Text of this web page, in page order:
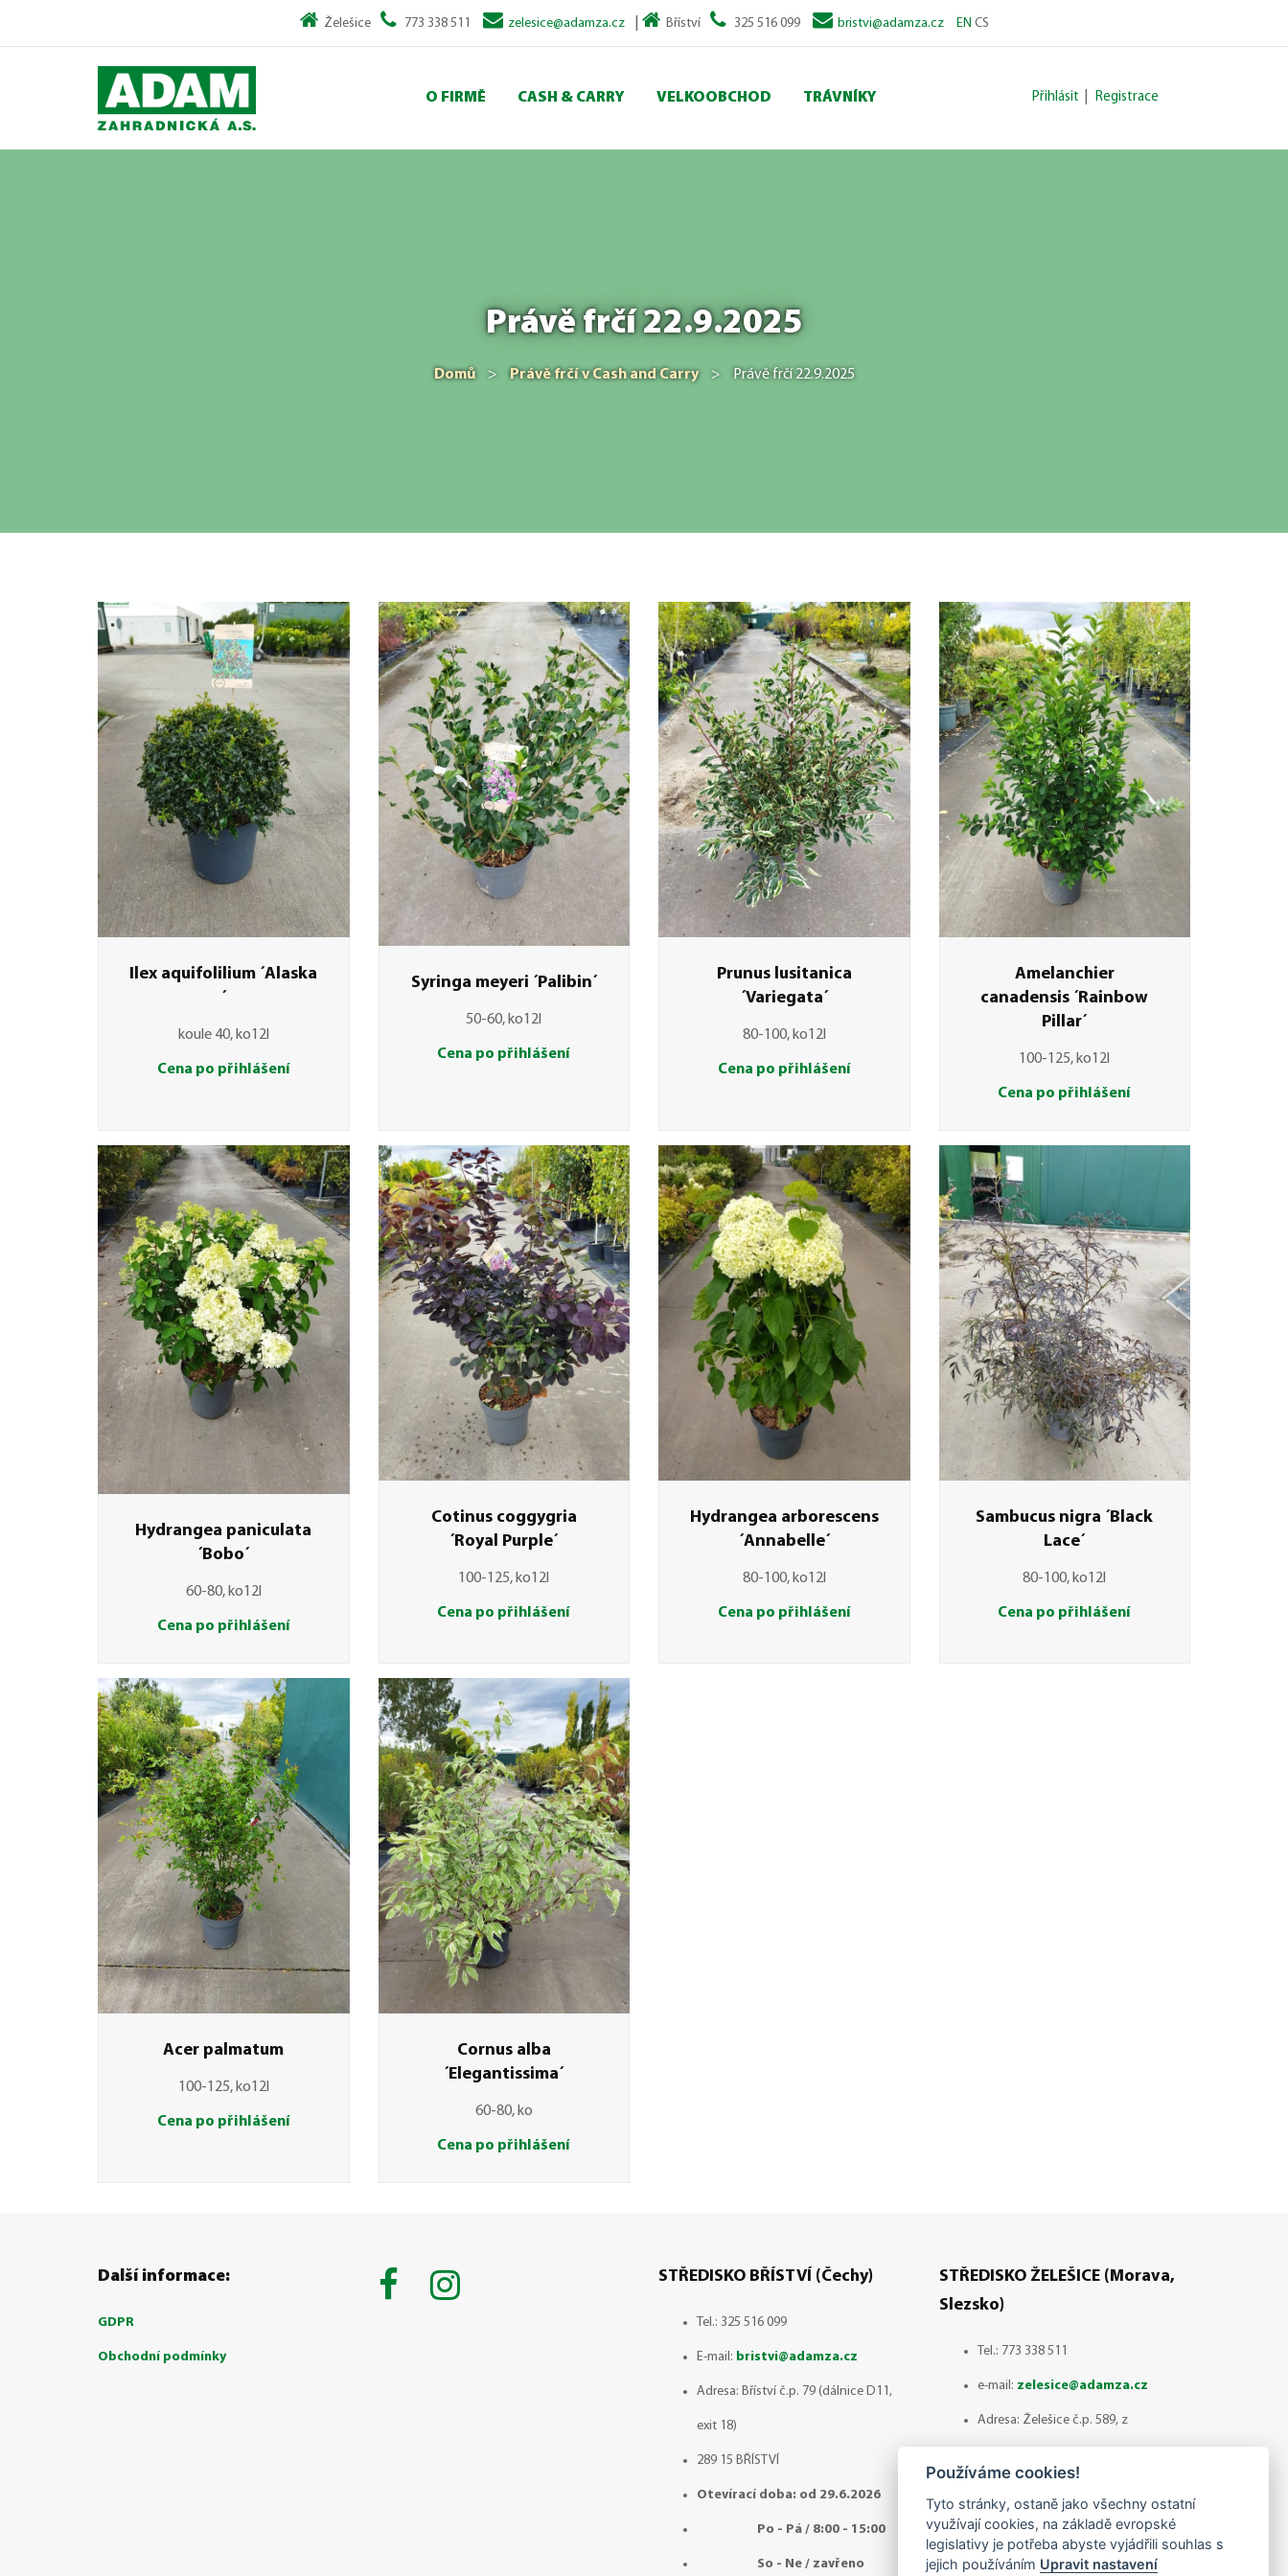
Želešice 773 338 511 zelesice@adamza.cz Bříství 325 516 099 bristvi@adamza.cz EN CS
O FIRMĚ CASH & CARRY VELKOOBCHOD TRÁVNÍKY Přihlásit Registrace
Právě frčí 22.9.2025
Domů > Právě frčí v Cash and Carry > Právě frčí 22.9.2025
Ilex aquifolilium ´Alaska
´
koule 40, ko12l
Cena po přihlášení
Syringa meyeri ´Palibin´
50-60, ko12l
Cena po přihlášení
Prunus lusitanica
´Variegata´
80-100, ko12l
Cena po přihlášení
Amelanchier
canadensis ´Rainbow
Pillar´
100-125, ko12l
Cena po přihlášení
Hydrangea paniculata
´Bobo´
60-80, ko12l
Cena po přihlášení
Cotinus coggygria
´Royal Purple´
100-125, ko12l
Cena po přihlášení
Hydrangea arborescens
´Annabelle´
80-100, ko12l
Cena po přihlášení
Sambucus nigra ´Black
Lace´
80-100, ko12l
Cena po přihlášení
Acer palmatum
100-125, ko12l
Cena po přihlášení
Cornus alba
´Elegantissima´
60-80, ko
Cena po přihlášení
Další informace:
GDPR
Obchodní podmínky
STŘEDISKO BŘÍSTVÍ (Čechy)
Tel.: 325 516 099
E-mail: bristvi@adamza.cz
Adresa: Bříství č.p. 79 (dálnice D11,
exit 18)
289 15 BŘÍSTVÍ
Otevírací doba: od 29.6.2026
Po - Pá / 8:00 - 15:00
So - Ne / zavřeno
STŘEDISKO ŽELEŠICE (Morava,
Slezsko)
Tel.: 773 338 511
e-mail: zelesice@adamza.cz
Adresa: Želešice č.p. 589, z
Otevírací doba: Červenec - odběr
zboží pouze po předchozí
Používáme cookies!
Tyto stránky, ostaně jako všechny ostatní
využívají cookies, na základě evropské
legislativy je potřeba abyste vyjádřili souhlas s
jejich používáním Upravit nastavení